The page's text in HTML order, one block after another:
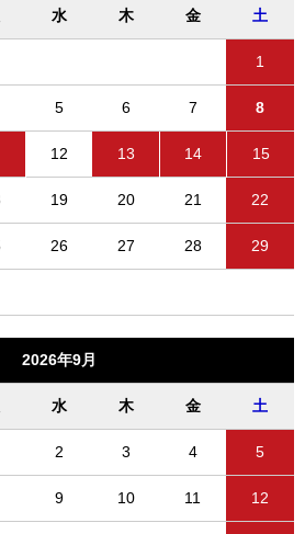
水 木 金 土
1
5 6 7 8
12 13 14 15
19 20 21 22
26 27 28 29
2026年9月
水 木 金 土
2 3 4 5
9 10 11 12